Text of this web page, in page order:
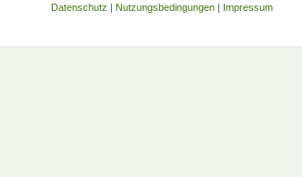
Datenschutz | Nutzungsbedingungen | Impressum